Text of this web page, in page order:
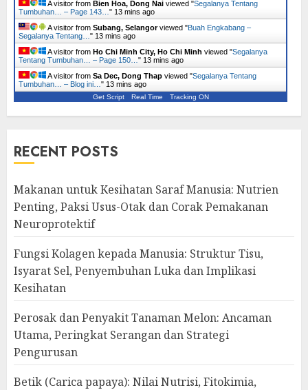
A visitor from Bien Hoa, Dong Nai viewed "Segalanya Tentang
Tumbuhan… – Page 143… " 13 mins ago
A visitor from Subang, Selangorviewed "Buah Engkabang –
Segalanya Tentang… " 13 mins ago
A visitor from Ho Chi Minh City, Ho Chi Minh viewed "Segalanya
Tentang Tumbuhan… – Page 150… " 13 mins ago
A visitor from Sa Dec, Dong Thap viewed "Segalanya Tentang
Tumbuhan… – Blog ini… " 13 mins ago
Get Script Real Time Tracking ON
RECENT POSTS
Makanan untuk Kesihatan Saraf Manusia: Nutrien
Penting, Paksi Usus-Otak dan Corak Pemakanan
Neuroprotektif
Fungsi Kolagen kepada Manusia: Struktur Tisu,
Isyarat Sel, Penyembuhan Luka dan Implikasi
Kesihatan
Perosak dan Penyakit Tanaman Melon: Ancaman
Utama, Peringkat Serangan dan Strategi
Pengurusan
Betik (Carica papaya): Nilai Nutrisi, Fitokimia,